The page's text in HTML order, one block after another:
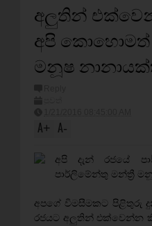
අලුතින්
අපි
මනූෂ
A+ A-
අපි දැන් රජයේ
පාර්ලිමේන්තු මන්ත්‍රී
අපගේ විමසීමකට පිළිතුරු
රජයට අලුතින් එක්‌වෙන්න